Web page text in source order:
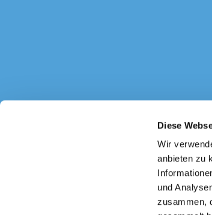
Diese
Wir
anbieten zu
und
zusammen,